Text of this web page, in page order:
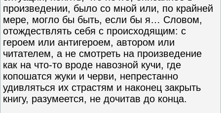
произведении, было со мной или, по крайней
мере, могло бы быть, если бы я… Словом,
отождествлять себя с происходящим: с
героем или антигероем, автором или
читателем, а не смотреть на произведение
как на что-то вроде навозной кучи, где
копошатся жуки и черви, непрестанно
удивляться их страстям и наконец закрыть
книгу, разумеется, не дочитав до конца.